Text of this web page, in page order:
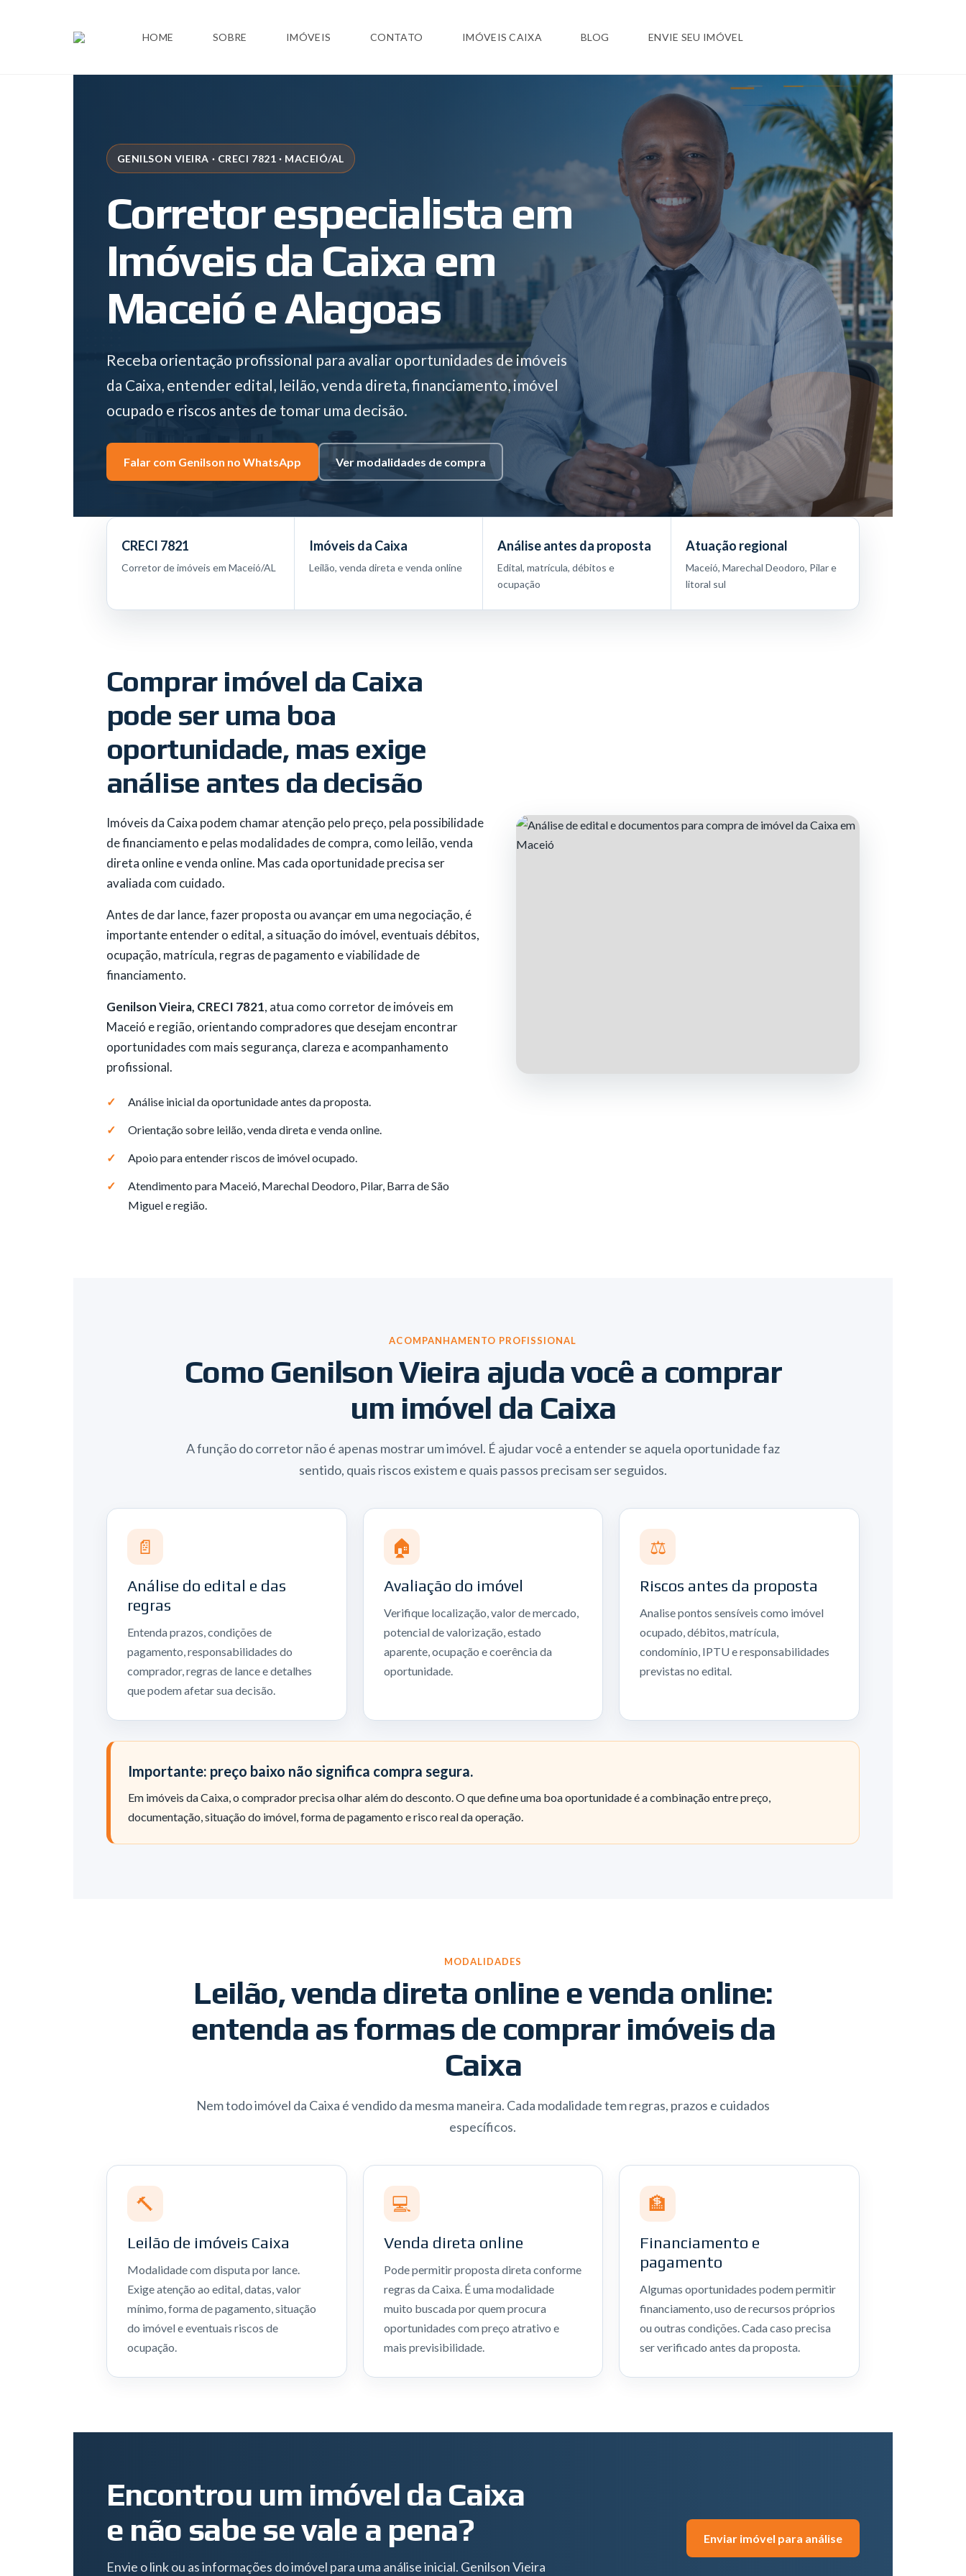
HOME SOBRE IMÓVEIS CONTATO IMÓVEIS CAIXA BLOG ENVIE SEU IMÓVEL
GENILSON VIEIRA · CRECI 7821 · MACEIÓ/AL
Corretor especialista em
Imóveis da Caixa em
Maceió e Alagoas
Receba orientação profissional para avaliar oportunidades de imóveis
da Caixa, entender edital, leilão, venda direta, financiamento, imóvel
ocupado e riscos antes de tomar uma decisão.
Falar com Genilson no WhatsApp Ver modalidades de compra
CRECI 7821
Corretor de imóveis em Maceió/AL
Imóveis da Caixa
Leilão, venda direta e venda online
Análise antes da proposta
Edital, matrícula, débitos e
ocupação
Atuação regional
Maceió, Marechal Deodoro, Pilar e
litoral sul
Comprar imóvel da Caixa
pode ser uma boa
oportunidade, mas exige
análise antes da decisão
Imóveis da Caixa podem chamar atenção pelo preço, pela possibilidade
de financiamento e pelas modalidades de compra, como leilão, venda
direta online e venda online. Mas cada oportunidade precisa ser
avaliada com cuidado.
Antes de dar lance, fazer proposta ou avançar em uma negociação, é
importante entender o edital, a situação do imóvel, eventuais débitos,
ocupação, matrícula, regras de pagamento e viabilidade de
financiamento.
Genilson Vieira, CRECI 7821, atua como corretor de imóveis em
Maceió e região, orientando compradores que desejam encontrar
oportunidades com mais segurança, clareza e acompanhamento
profissional.
Análise inicial da oportunidade antes da proposta.
Orientação sobre leilão, venda direta e venda online.
Apoio para entender riscos de imóvel ocupado.
Atendimento para Maceió, Marechal Deodoro, Pilar, Barra de São
Miguel e região.
ACOMPANHAMENTO PROFISSIONAL
Como Genilson Vieira ajuda você a comprar
um imóvel da Caixa
A função do corretor não é apenas mostrar um imóvel. É ajudar você a entender se aquela oportunidade faz
sentido, quais riscos existem e quais passos precisam ser seguidos.
📄
Análise do edital e das
regras
Entenda prazos, condições de
pagamento, responsabilidades do
comprador, regras de lance e detalhes
que podem afetar sua decisão.
🏠
Avaliação do imóvel
Verifique localização, valor de mercado,
potencial de valorização, estado
aparente, ocupação e coerência da
oportunidade.
⚖️
Riscos antes da proposta
Analise pontos sensíveis como imóvel
ocupado, débitos, matrícula,
condomínio, IPTU e responsabilidades
previstas no edital.
Importante: preço baixo não significa compra segura.
Em imóveis da Caixa, o comprador precisa olhar além do desconto. O que define uma boa oportunidade é a combinação entre preço,
documentação, situação do imóvel, forma de pagamento e risco real da operação.
MODALIDADES
Leilão, venda direta online e venda online:
entenda as formas de comprar imóveis da
Caixa
Nem todo imóvel da Caixa é vendido da mesma maneira. Cada modalidade tem regras, prazos e cuidados
específicos.
🔨
Leilão de imóveis Caixa
Modalidade com disputa por lance.
Exige atenção ao edital, datas, valor
mínimo, forma de pagamento, situação
do imóvel e eventuais riscos de
ocupação.
💻
Venda direta online
Pode permitir proposta direta conforme
regras da Caixa. É uma modalidade
muito buscada por quem procura
oportunidades com preço atrativo e
mais previsibilidade.
🏦
Financiamento e
pagamento
Algumas oportunidades podem permitir
financiamento, uso de recursos próprios
ou outras condições. Cada caso precisa
ser verificado antes da proposta.
Encontrou um imóvel da Caixa
e não sabe se vale a pena?
Envie o link ou as informações do imóvel para uma análise inicial. Genilson Vieira
Enviar imóvel para análise